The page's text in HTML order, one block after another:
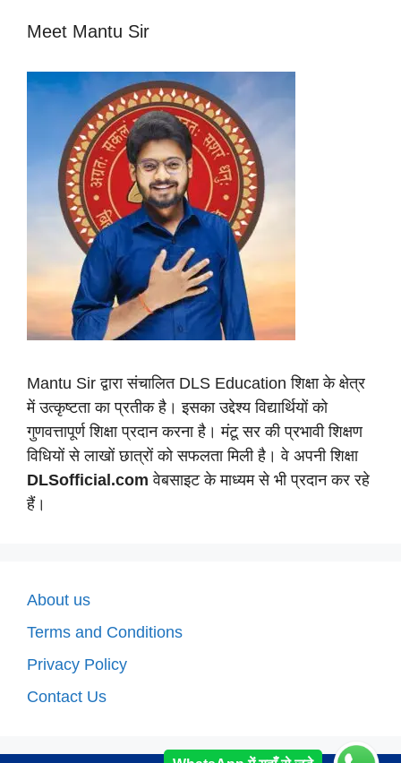
Meet Mantu Sir
Mantu Sir द्वारा संचालित DLS Education शिक्षा के क्षेत्र
में उत्कृष्टता का प्रतीक है। इसका उद्देश्य विद्यार्थियों को
गुणवत्तापूर्ण शिक्षा प्रदान करना है। मंटू सर की प्रभावी शिक्षण
विधियों से लाखों छात्रों को सफलता मिली है। वे अपनी शिक्षा
DLSofficial.com वेबसाइट के माध्यम से भी प्रदान कर रहे
हैं।
About us
Terms and Conditions
Privacy Policy
Contact Us